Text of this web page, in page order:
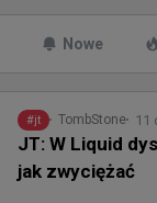
Nowe
#jt TombStone 11
JT: W Liquid
jak zwyciężać